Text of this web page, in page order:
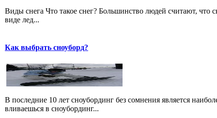
Виды снега Что такое снег? Большинство людей считают, что
виде лед...
Как выбрать сноуборд?
В последние 10 лет сноубординг без сомнения является
вливаешься в сноубординг...